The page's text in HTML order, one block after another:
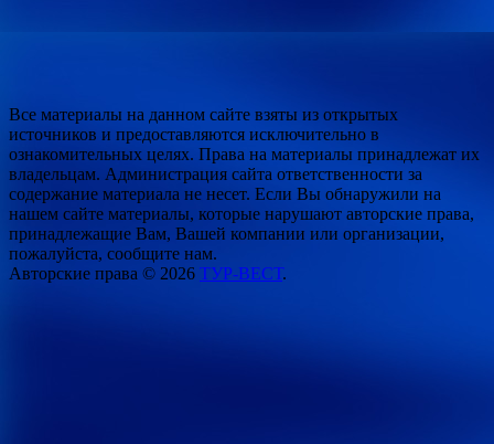
Все материалы на данном сайте взяты из открытых
источников и предоставляются исключительно в
ознакомительных целях. Права на материалы принадлежат их
владельцам. Администрация сайта ответственности за
содержание материала не несет. Если Вы обнаружили на
нашем сайте материалы, которые нарушают авторские права,
принадлежащие Вам, Вашей компании или организации,
пожалуйста, сообщите нам.
Авторские права © 2026 ТУР-ВЕСТ.